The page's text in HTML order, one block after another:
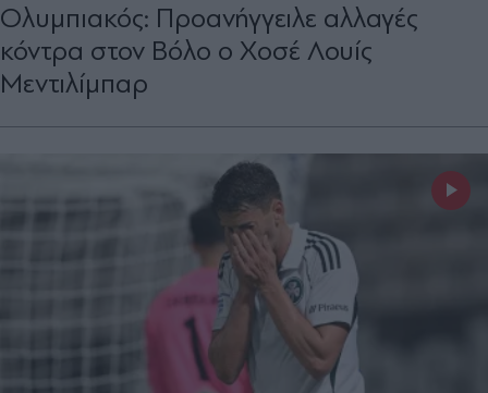
Ολυμπιακός: Προανήγγειλε αλλαγές
κόντρα στον Βόλο ο Χοσέ Λουίς
Μεντιλίμπαρ